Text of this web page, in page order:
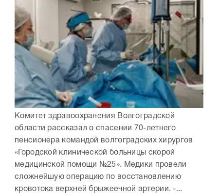
Комитет здравоохранения Волгоградской
области рассказал о спасении 70-летнего
пенсионера командой волгоградских хирургов
«Городской клинической больницы скорой
медицинской помощи №25». Медики провели
сложнейшую операцию по восстановлению
кровотока верхней брыжеечной артерии. -...